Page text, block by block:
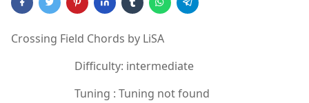
Crossing Field Chords by LiSA
Difficulty: intermediate
Tuning : Tuning not found